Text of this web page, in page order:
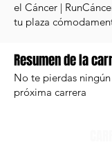
el Cáncer |
tu plaza
Resumen de la
No te pierdas
próxima carrera